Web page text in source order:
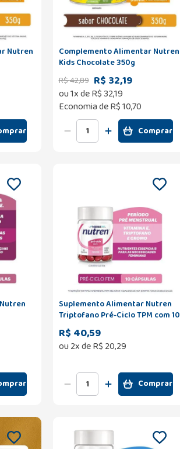
Nutren
Complemento Alimentar Nutren
Kids Chocolate 350g
R$42,89 R$ 32,19
ou1x deR$32,19
Economia deR$ 10,70
Comprar
Suplemento Alimentar Nutren
Triptofano Pré-Ciclo TPM com 10
Cápsulas
R$ 40,59
ou 2x deR$ 20,29
Comprar